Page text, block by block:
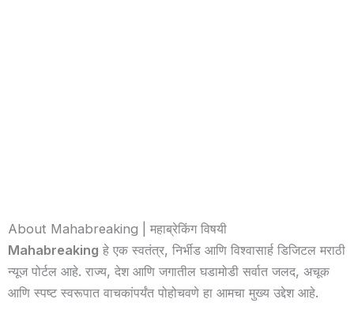
About Mahabreaking | महाब्रेकिंग विषयी
Mahabreaking हे एक स्वतंत्र, निर्भीड आणि विश्वासार्ह डिजिटल मराठी
न्यूज पोर्टल आहे. राज्य, देश आणि जगातील घडामोडी सर्वात जलद, अचूक
आणि स्पष्ट स्वरूपात वाचकांपर्यंत पोहोचवणे हा आमचा मुख्य उद्देश आहे.